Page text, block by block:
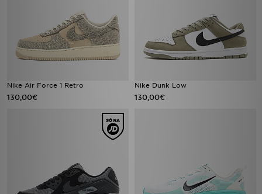
Nike Air Force 1 Retro
130,00€
Nike Dunk Low
130,00€